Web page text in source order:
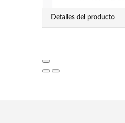
Detalles del producto